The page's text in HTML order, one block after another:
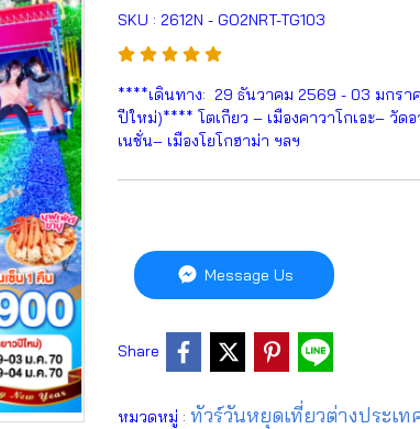
SKU : 2612N - GO2NRT-TG103
****เดินทาง: 29 ธันวาคม 2569 - 03 มกรา
ปีใหม่)**** โตเกียว – เมืองคาวาโกเอะ– วั
เนชั่น– เมืองโยโกฮาม่า ฯลฯ
Message Us
Share
หมวดหมู่ : ทัวร์วันหยุดเที่ยวต่างประเท